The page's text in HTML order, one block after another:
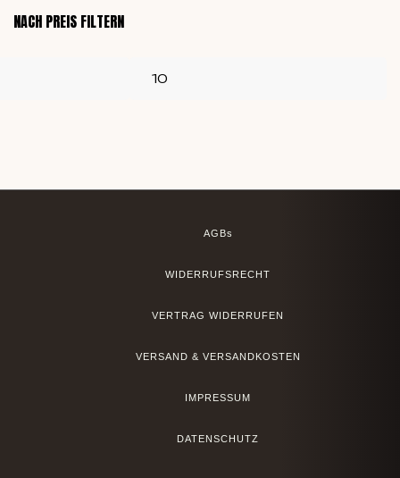
NACH PREIS FILTERN
AGBs
WIDERRUFSRECHT
VERTRAG WIDERRUFEN
VERSAND & VERSANDKOSTEN
IMPRESSUM
DATENSCHUTZ